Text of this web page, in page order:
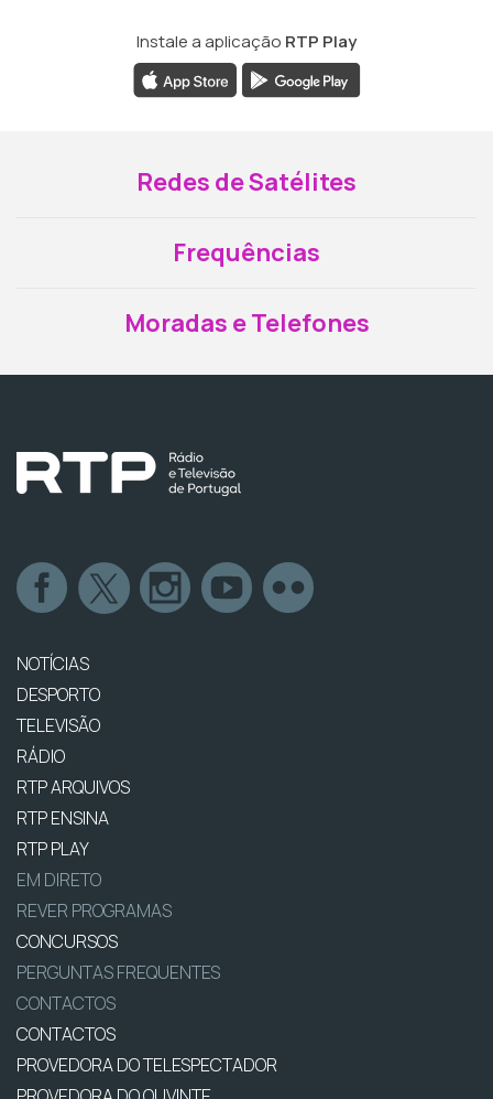
Instale a aplicação RTP Play
Redes de Satélites
Frequências
Moradas e Telefones
NOTÍCIAS
DESPORTO
TELEVISÃO
RÁDIO
RTP ARQUIVOS
RTP ENSINA
RTP PLAY
EM DIRETO
REVER PROGRAMAS
CONCURSOS
PERGUNTAS FREQUENTES
CONTACTOS
CONTACTOS
PROVEDORA DO TELESPECTADOR